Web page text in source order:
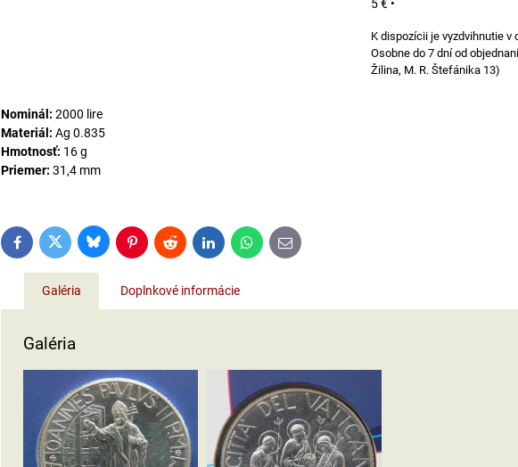
5 € •
Osobne do 7 dní od
Žilina, M. R. Štefánika 13)
Nominál: 2000 lire
Materiál: Ag 0.835
Hmotnosť: 16 g
Priemer: 31,4 mm
FacebookTwitter BlueskyPinterestReddit LinkedInWhatsApp
E-
mail
Galéria Doplnkové informácie
Galéria